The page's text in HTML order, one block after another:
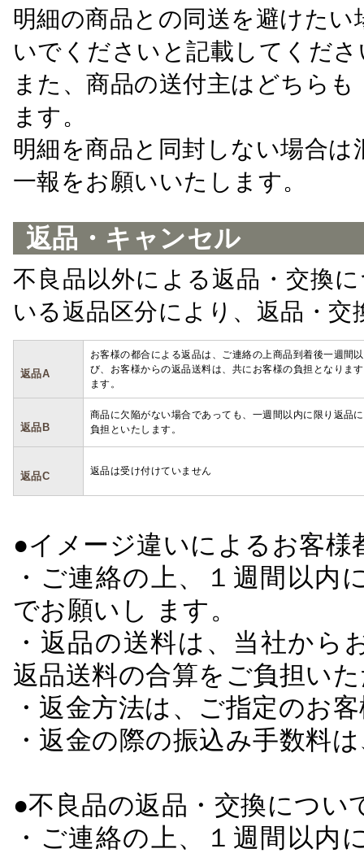
明細の商品との同送を避けた
いでくださいと記載してくださ
また、商品の送付主はどちら
ます。
明細を商品と同封しない場合
一報をお願いいたします。
返品・キャンセル
不良品以外による返品・交換
いる返品区分により、返品・
返品A
お客様の都合による返品は、ご連絡の上商品到着後一週間
び、お客様からの返品送料は、共にお客様の負担となりま
ます。
返品B
商品に欠陥がない場合であっても、一週間以内に限り返品
負担といたします。
返品C 返品は受け付けていません
●イメージ違いによるお客
・ご連絡の上、１週間以
でお願いし ます。
・返品の送料は、当社か
返品送料の合算をご負担い
・返金方法は、ご指定のお
・返金の際の振込み手数料
●不良品の返品・交換につい
・ご連絡の上、１週間以